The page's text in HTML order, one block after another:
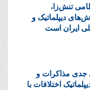
تنش‌زا،
دیپلماتیک و
ایران است
مذاکرات و
اختلافات با